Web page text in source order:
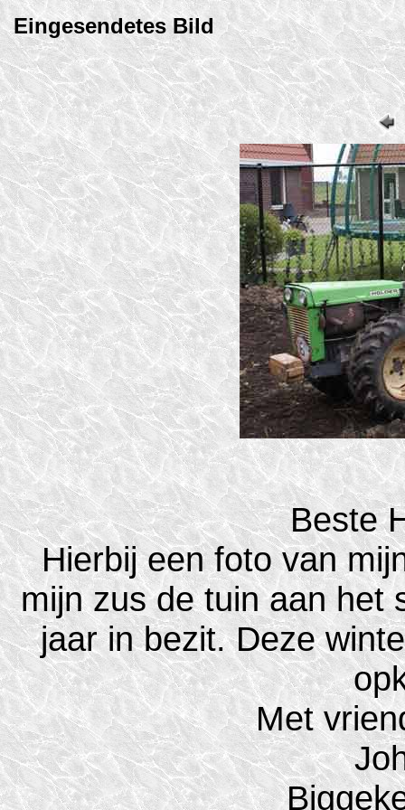
Eingesendetes Bild
Beste
Hierbij een foto van
mijn zus de tuin aan het
jaar in bezit. Deze
Met